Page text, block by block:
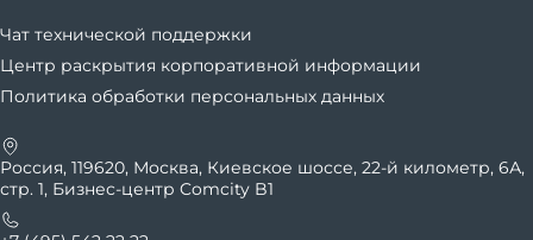
Чат технической поддержки
Центр раскрытия корпоративной информации
Политика обработки персональных данных
Россия, 119620, Москва, Киевское шоссе, 22-й километр, 6А,
стр. 1, Бизнес-центр Comcity B1